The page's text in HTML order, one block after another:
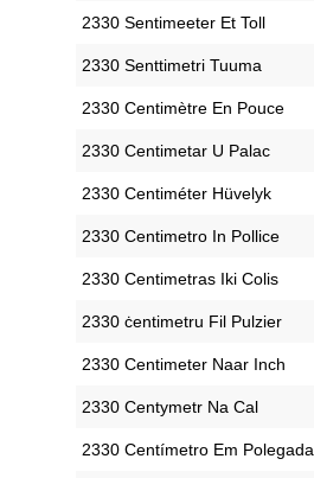
‎2330 Sentimeeter Et Toll
‎2330 Senttimetri Tuuma
‎2330 Centimètre En Pouce
‎2330 Centimetar U Palac
‎2330 Centiméter Hüvelyk
‎2330 Centimetro In Pollice
‎2330 Centimetras Iki Colis
‎2330 ċentimetru Fil Pulzier
‎2330 Centimeter Naar Inch
‎2330 Centymetr Na Cal
‎2330 Centímetro Em Polegada